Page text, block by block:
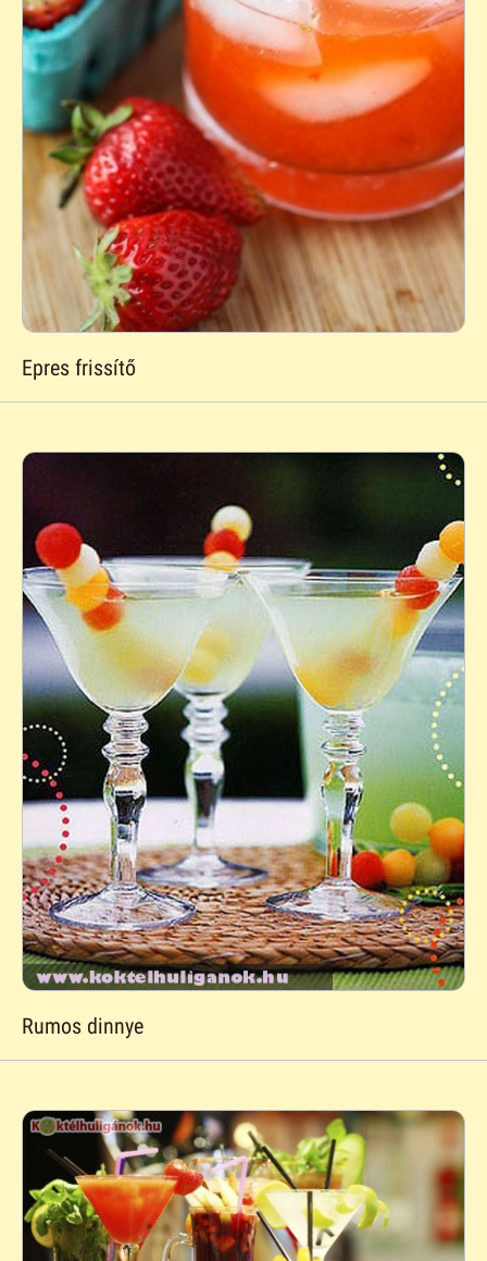
Epres frissítő
Rumos dinnye